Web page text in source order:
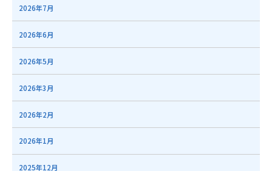
2026年7月
2026年6月
2026年5月
2026年3月
2026年2月
2026年1月
2025年12月